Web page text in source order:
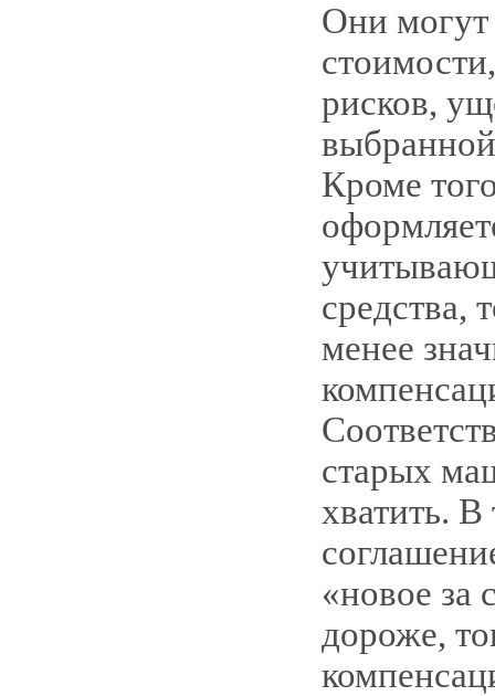
Они могут
рисков,
Кроме
средства,
менее
старых
хватить.
«новое за
дороже,